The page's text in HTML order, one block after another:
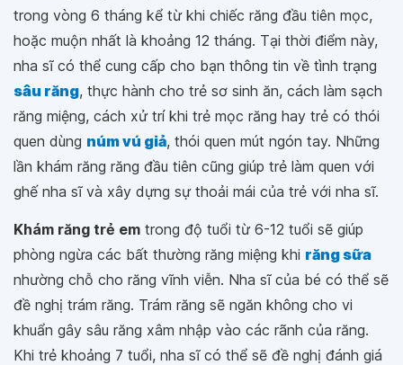
trong vòng 6 tháng kể từ khi chiếc răng đầu tiên mọc,
hoặc muộn nhất là khoảng 12 tháng. Tại thời điểm này,
nha sĩ có thể cung cấp cho bạn thông tin về tình trạng
sâu răng, thực hành cho trẻ sơ sinh ăn, cách làm sạch
răng miệng, cách xử trí khi trẻ mọc răng hay trẻ có thói
quen dùng núm vú giả, thói quen mút ngón tay. Những
lần khám răng răng đầu tiên cũng giúp trẻ làm quen với
ghế nha sĩ và xây dựng sự thoải mái của trẻ với nha sĩ.
Khám răng trẻ em trong độ tuổi từ 6-12 tuổi sẽ giúp
phòng ngừa các bất thường răng miệng khi răng sữa
nhường chỗ cho răng vĩnh viễn. Nha sĩ của bé có thể sẽ
đề nghị trám răng. Trám răng sẽ ngăn không cho vi
khuẩn gây sâu răng xâm nhập vào các rãnh của răng.
Khi trẻ khoảng 7 tuổi, nha sĩ có thể sẽ đề nghị đánh giá